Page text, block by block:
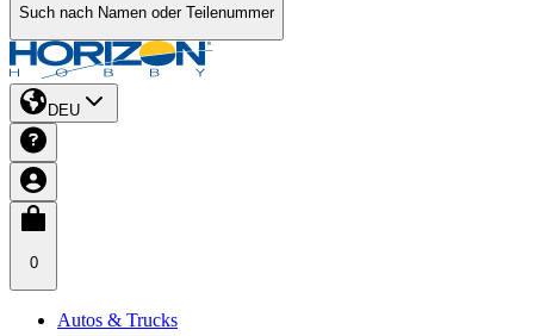
Such nach Namen oder Teilenummer
DEU
0
Autos & Trucks